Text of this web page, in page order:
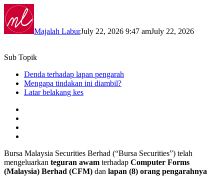
Majalah LaburJuly 22, 2026 9:47 amJuly 22, 2026
Sub Topik
Denda terhadap lapan pengarah
Mengapa tindakan ini diambil?
Latar belakang kes
Bursa Malaysia Securities Berhad (“Bursa Securities”) telah
mengeluarkan teguran awam terhadap Computer Forms
(Malaysia) Berhad (CFM) dan lapan (8) orang pengarahnya